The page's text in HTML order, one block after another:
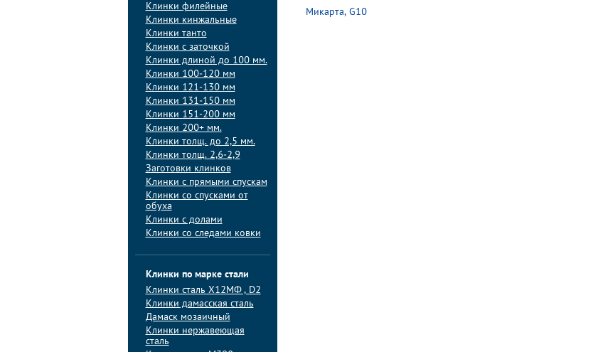
Клинки филейные
Клинки кинжальные
Клинки танто
Клинки с заточкой
Клинки длиной до 100 мм.
Клинки 100-120 мм
Клинки 121-130 мм
Клинки 131-150 мм
Клинки 151-200 мм
Клинки 200+ мм.
Клинки толщ. до 2,5 мм.
Клинки толщ. 2,6-2,9
Заготовки клинков
Клинки с прямыми спускам
Клинки со спусками от
обуха
Клинки с долами
Клинки со следами ковки
Клинки по марке стали
Клинки сталь Х12МФ , D2
Клинки дамасская сталь
Дамаск мозаичный
Клинки нержавеющая
сталь
Микарта, G10